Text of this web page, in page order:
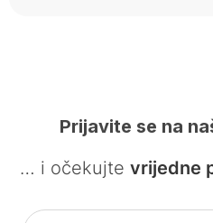
Prijavite se na
… i očekujte vrijedne